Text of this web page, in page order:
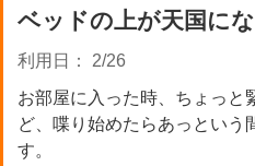
ベッドの上が天国に
利用日： 2/26
お部屋に入った時、ちょっと
ど、喋り始めたらあっという
す。